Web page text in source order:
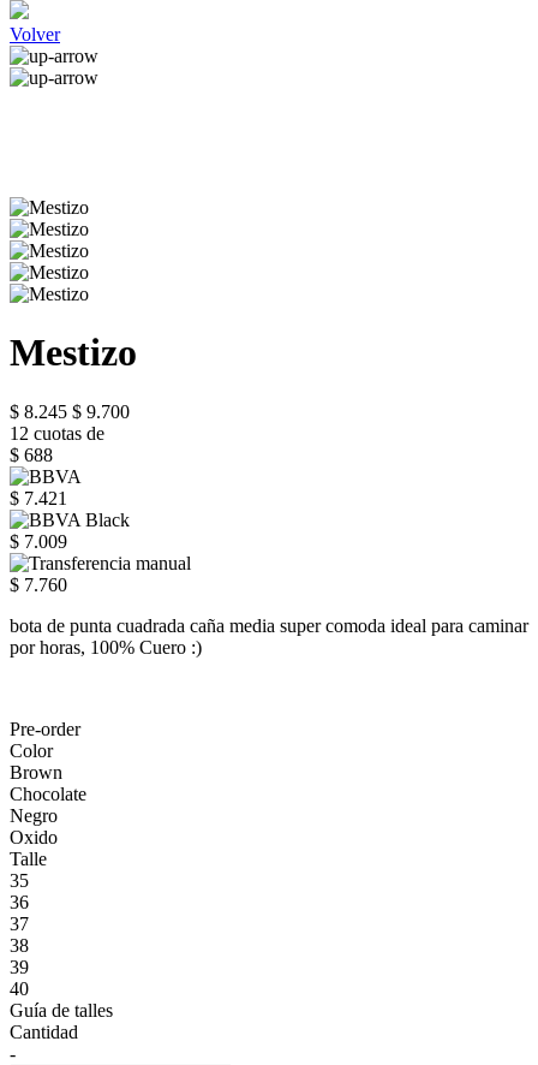
Volver
Mestizo
$ 8.245 $ 9.700
12 cuotas de
$ 688
$ 7.421
$ 7.009
$ 7.760
bota de punta cuadrada caña media super comoda ideal para caminar
por horas, 100% Cuero :)
Pre-order
Color
Brown
Chocolate
Negro
Oxido
Talle
35
36
37
38
39
40
Guía de talles
Cantidad
-